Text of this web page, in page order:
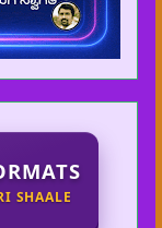
SHAALE